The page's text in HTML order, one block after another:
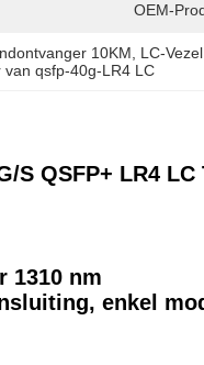
OEM-
10KM LC-
qsfp-40g-LR4 LC
S QSFP+ LR4
1310 nm
enkel